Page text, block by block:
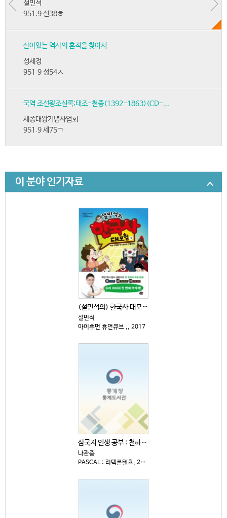
설민석
951.9 설38ㅎ
살아있는 역사의 흔적을 찾아서
성세정
951.9 성54ㅅ
국역 조선왕조실록;태조-철종(1392-1863)(CD-...
세종대왕기념사업회
951.9 세75ㄱ
이 분야 인기자료
(설민석의) 한국사 대모험 : 특명! 온달을 역사 천재...
설민석
아이휴먼 휴먼큐브 ,, 2017
삼국지 인생 공부 : 천하를 움직인 심리 전략
나관중
PASCAL : 리텍콘텐츠, 2025